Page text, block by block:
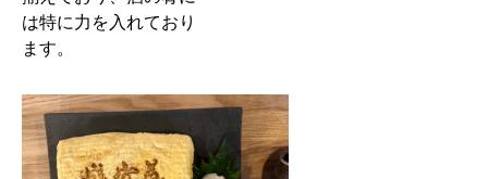
は特に力を入れており
ます。